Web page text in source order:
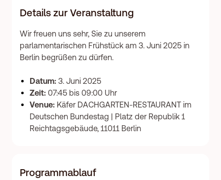
Details zur Veranstaltung
Wir freuen uns sehr, Sie zu unserem
parlamentarischen Frühstück am 3. Juni 2025 in
Berlin begrüßen zu dürfen.
Datum: 3. Juni 2025
Zeit: 07:45 bis 09:00 Uhr
Venue: Käfer DACHGARTEN-RESTAURANT im
Deutschen Bundestag | Platz der Republik 1
Reichtagsgebäude, 11011 Berlin
Programmablauf